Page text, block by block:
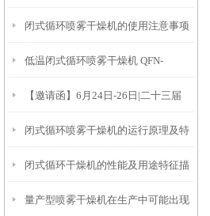
与行业应用
闭式循环喷雾干燥机的使用注意事项
有哪些？
低温闭式循环喷雾干燥机 QFN-
DWBL-1的工作原理及作用
【邀请函】6月24日-26日|二十三届
CPHI世界制药原料中国展-上海乔枫
闭式循环喷雾干燥机的运行原理及特
点分享
闭式循环干燥机的性能及用途特征描
述
量产型喷雾干燥机在生产中可能出现